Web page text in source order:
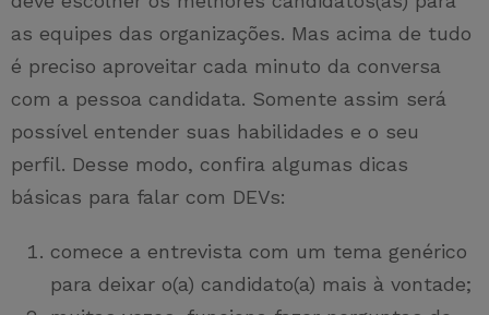
as equipes das organizações. Mas acima de tudo
é preciso aproveitar cada minuto da conversa
com a pessoa candidata. Somente assim será
possível entender suas habilidades e o seu
perfil. Desse modo, confira algumas dicas
básicas para falar com DEVs:
comece a entrevista com um tema genérico
para deixar o(a) candidato(a) mais à vontade;